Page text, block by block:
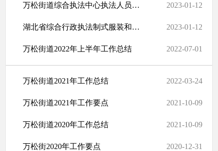
万松街道综合执法中心执法人员身份信息 2023-01-12
湖北省综合行政执法制式服装和标志管理实施办法 2023-01-12
万松街道2022年上半年工作总结 2022-07-01
万松街道2021年工作总结 2022-03-24
万松街道2021年工作要点 2021-10-09
万松街道2020年工作总结 2021-10-09
万松街2020年工作要点 2020-12-31